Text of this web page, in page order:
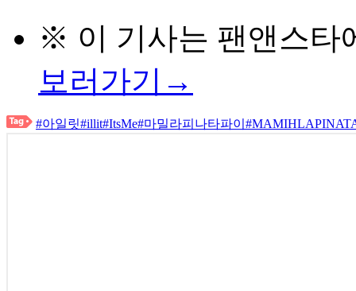
※ 이 기사는 팬앤스타
보러가기→
#아일릿#illit#ItsMe#마밀라피나타파이